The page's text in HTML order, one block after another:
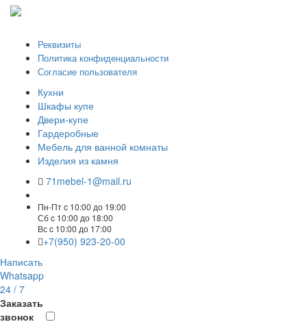
Реквизиты
Политика конфиденциальности
Согласие пользователя
Кухни
Шкафы купе
Двери-купе
Гардеробные
Мебель для ванной комнаты
Изделия из камня
71mebel-1@mail.ru
Пн-Пт c 10:00 до 19:00
Сб c 10:00 до 18:00
Вс c 10:00 до 17:00
+7(950) 923-20-00
Написать
Whatsapp
24 / 7
Заказать
звонок